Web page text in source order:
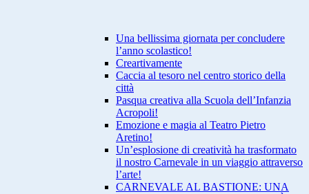
Una bellissima giornata per concludere
l’anno scolastico!
Creartivamente
Caccia al tesoro nel centro storico della
città
Pasqua creativa alla Scuola dell’Infanzia
Acropoli!
Emozione e magia al Teatro Pietro
Aretino!
Un’esplosione di creatività ha trasformato
il nostro Carnevale in un viaggio attraverso
l’arte!
CARNEVALE AL BASTIONE: UNA